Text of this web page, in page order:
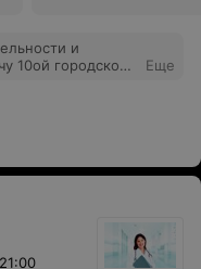
и
10ой городской
- врач
своего
- удаление
правой
оперировал мне
2 часа
Дмитрий
Еще